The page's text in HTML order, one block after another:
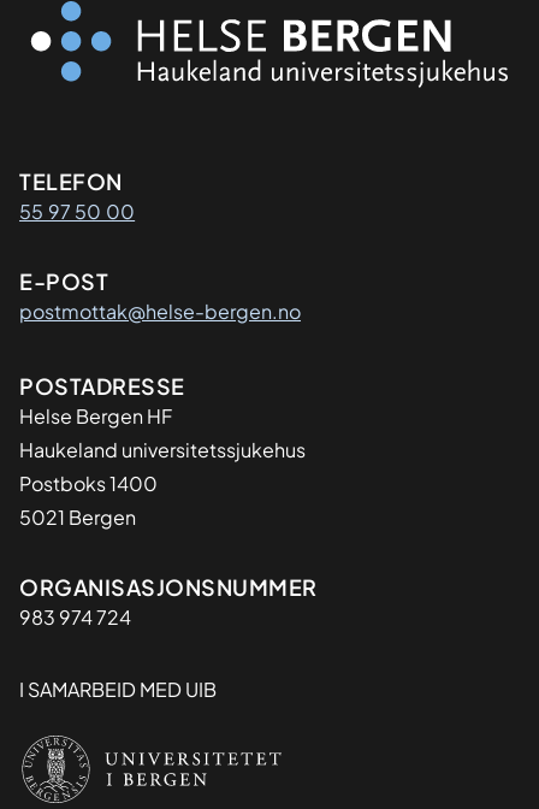
Kontaktinformasjon
TELEFON
55 97 50 00
E-POST
postmottak@helse-bergen.no
Adresse
POSTADRESSE
Helse Bergen HF
Haukeland universitetssjukehus
Postboks 1400
5021 Bergen
Organisasjon
ORGANISASJONSNUMMER
983 974 724
I SAMARBEID MED UIB